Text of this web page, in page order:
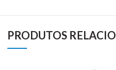
PRODUTOS